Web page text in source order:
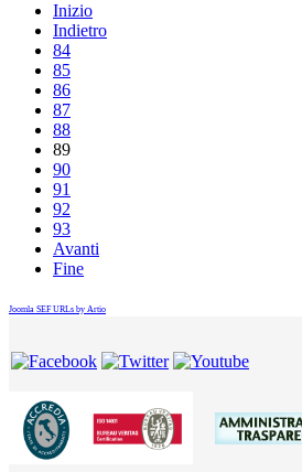
Inizio
Indietro
84
85
86
87
88
89
90
91
92
93
Avanti
Fine
Joomla SEF URLs by Artio